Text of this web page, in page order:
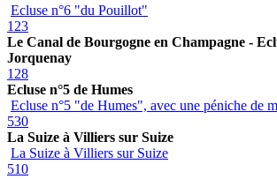
Ecluse n°6 "du Pouillot"
123
Le Canal de Bourgogne en Champagne -
Jorquenay
128
Ecluse n°5 de Humes
Ecluse n°5 "de Humes", avec une péniche de
530
La Suize à Villiers sur Suize
La Suize à Villiers sur Suize
510